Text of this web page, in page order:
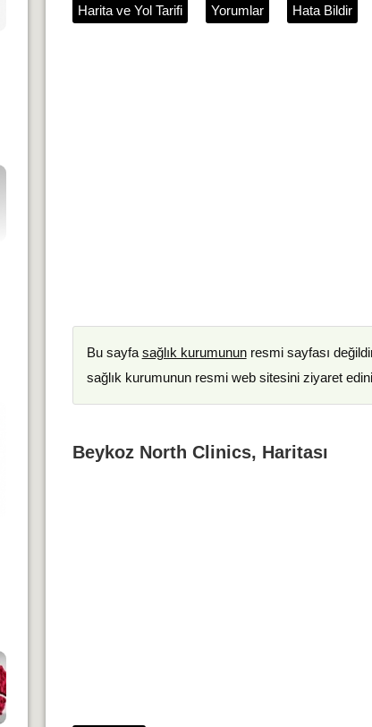
Harita ve Yol Tarifi Yorumlar Hata Bildir
Bu sayfa sağlık kurumununresmi sayfası
sağlık kurumunun resmi web sitesini ziyaret
Beykoz North Clinics, Haritası